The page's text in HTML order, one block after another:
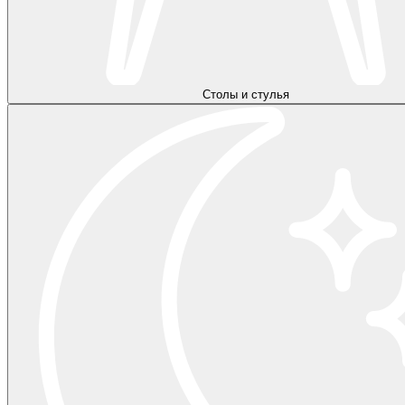
Столы и стулья